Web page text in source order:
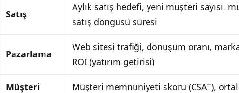
Satış
Aylık satış hedefi, yeni müşteri sayısı,
satış döngüsü süresi
Pazarlama
Web sitesi trafiği, dönüşüm oranı,
ROI (yatırım getirisi)
Müşteri
Müşteri memnuniyeti skoru (CSAT),